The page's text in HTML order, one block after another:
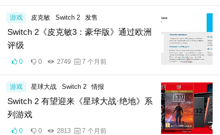
Switch 2《皮克敏3：豪华版》通过欧洲
评级
游戏 皮克敏 Switch 2 发售
0 0 2749 7 个月前
Switch 2 有望迎来《星球大战·绝地》系
列游戏
游戏 星球大战 Switch 2 情报
0 0 2813 7 个月前